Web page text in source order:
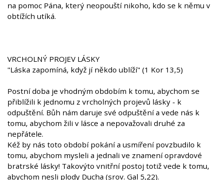
na pomoc Pána, který neopouští nikoho, kdo se k němu v
obtížích utíká.
VRCHOLNÝ PROJEV LÁSKY
"Láska zapomíná, když jí někdo ublíží" (1 Kor 13,5)
Postní doba je vhodným obdobím k tomu, abychom se
přiblížili k jednomu z vrcholných projevů lásky - k
odpuštění. Bůh nám daruje své odpuštění a vede nás k
tomu, abychom žili v lásce a nepovažovali druhé za
nepřátele.
Kéž by nás toto období pokání a usmíření povzbudilo k
tomu, abychom mysleli a jednali ve znamení opravdové
bratrské lásky! Takovýto vnitřní postoj totiž vede k tomu,
abychom nesli plody Ducha (srov. Gal 5,22).